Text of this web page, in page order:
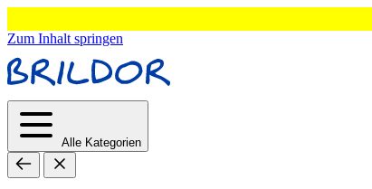
Zum Inhalt springen
Alle Kategorien